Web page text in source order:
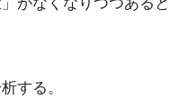
する。